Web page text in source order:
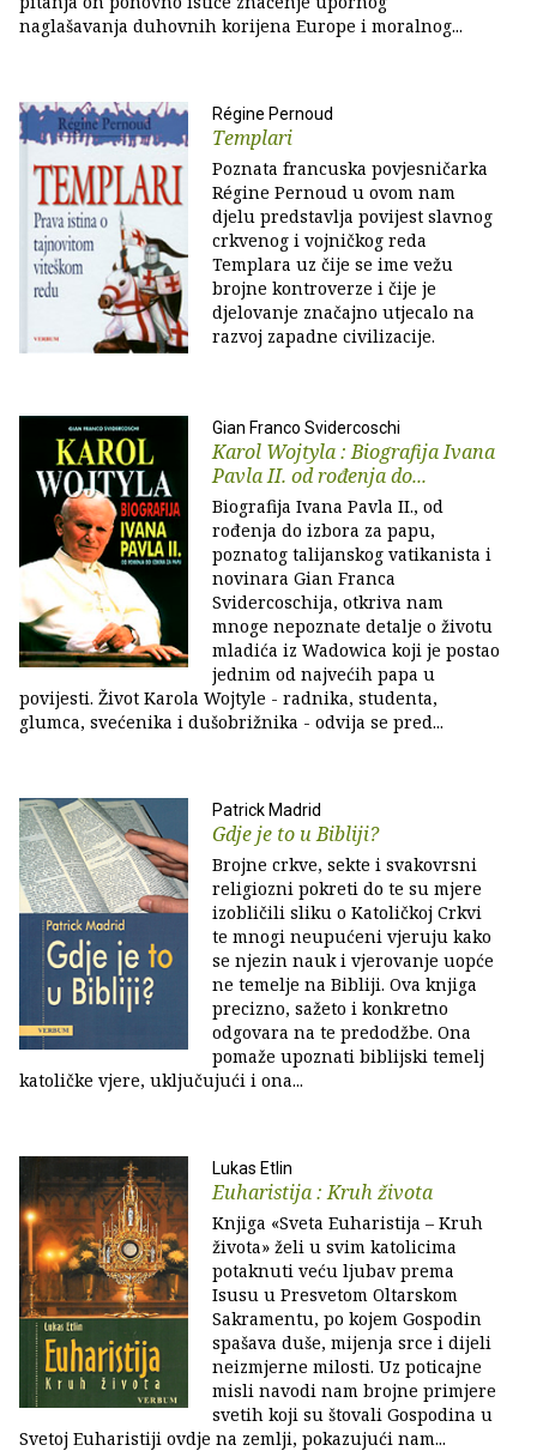
naglašavanja duhovnih korijena Europe i moralnog...
Régine Pernoud
Templari
Poznata francuska povjesničarka
Régine Pernoud u ovom nam
djelu predstavlja povijest slavnog
crkvenog i vojničkog reda
Templara uz čije se ime vežu
brojne kontroverze i čije je
djelovanje značajno utjecalo na
razvoj zapadne civilizacije.
Gian Franco Svidercoschi
Karol Wojtyla : Biografija Ivana
Pavla II. od rođenja do...
Biografija Ivana Pavla II., od
rođenja do izbora za papu,
poznatog talijanskog vatikanista i
novinara Gian Franca
Svidercoschija, otkriva nam
mnoge nepoznate detalje o životu
mladića iz Wadowica koji je postao
jednim od najvećih papa u
povijesti. Život Karola Wojtyle - radnika, studenta,
glumca, svećenika i dušobrižnika - odvija se pred...
Patrick Madrid
Gdje je to u Bibliji?
Brojne crkve, sekte i svakovrsni
religiozni pokreti do te su mjere
izobličili sliku o Katoličkoj Crkvi
te mnogi neupućeni vjeruju kako
se njezin nauk i vjerovanje uopće
ne temelje na Bibliji. Ova knjiga
precizno, sažeto i konkretno
odgovara na te predodžbe. Ona
pomaže upoznati biblijski temelj
katoličke vjere, uključujući i ona...
Lukas Etlin
Euharistija : Kruh života
Knjiga «Sveta Euharistija – Kruh
života» želi u svim katolicima
potaknuti veću ljubav prema
Isusu u Presvetom Oltarskom
Sakramentu, po kojem Gospodin
spašava duše, mijenja srce i dijeli
neizmjerne milosti. Uz poticajne
misli navodi nam brojne primjere
svetih koji su štovali Gospodina u
Svetoj Euharistiji ovdje na zemlji, pokazujući nam...